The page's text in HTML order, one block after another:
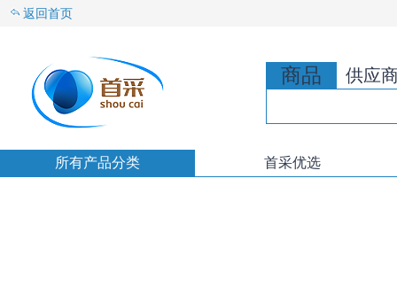
返回首页
商品 供应
所有产品分类 首采优选